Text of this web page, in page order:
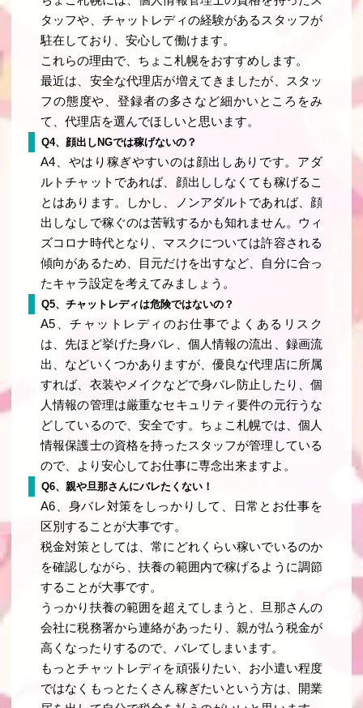
タッフや、チャットレディの経験があるスタッフが
駐在しており、安心して働けます。
これらの理由で、ちょこ札幌をおすすめします。
最近は、安全な代理店が増えてきましたが、スタッ
フの態度や、登録者の多さなど細かいところをみ
て、代理店を選んでほしいと思います。
Q4、顔出しNGでは稼げないの？
A4、やはり稼ぎやすいのは顔出しありです。アダ
ルトチャットであれば、顔出ししなくても稼げるこ
とはあります。しかし、ノンアダルトであれば、顔
出しなしで稼ぐのは苦戦するかも知れません。ウィ
ズコロナ時代となり、マスクについては許容される
傾向があるため、目元だけを出すなど、自分に合っ
たキャラ設定を考えてみましょう。
Q5、チャットレディは危険ではないの？
A5、チャットレディのお仕事でよくあるリスク
は、先ほど挙げた身バレ、個人情報の流出、録画流
出、などいくつかありますが、優良な代理店に所属
すれば、衣装やメイクなどで身バレ防止したり、個
人情報の管理は厳重なセキュリティ要件の元行うな
どしているので、安全です。ちょこ札幌では、個人
情報保護士の資格を持ったスタッフが管理している
ので、より安心してお仕事に専念出来ますよ。
Q6、親や旦那さんにバレたくない！
A6、身バレ対策をしっかりして、日常とお仕事を
区別することが大事です。
税金対策としては、常にどれくらい稼いでいるのか
を確認しながら、扶養の範囲内で稼げるように調節
することが大事です。
うっかり扶養の範囲を超えてしまうと、旦那さんの
会社に税務署から連絡があったり、親が払う税金が
高くなったりするので、バレてしまいます。
もっとチャットレディを頑張りたい、お小遣い程度
ではなくもっとたくさん稼ぎたいという方は、開業